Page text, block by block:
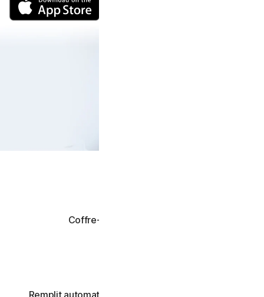
Coffre-fort de mots de passe
Remplit automatiquement les noms d'utilisateur,